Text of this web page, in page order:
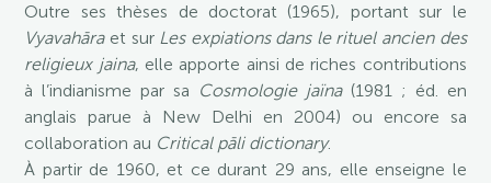
Outre ses thèses de doctorat (1965), portant sur le
Vyavahāraet sur Les expiations dans le rituel ancien des
religieux jaina, elle apporte ainsi de riches contributions
à l’indianisme par sa Cosmologie jaïna(1981 ; éd. en
anglais parue à New Delhi en 2004) ou encore sa
collaboration au Critical pāli dictionary.
À partir de 1960, et ce durant 29 ans, elle enseigne le